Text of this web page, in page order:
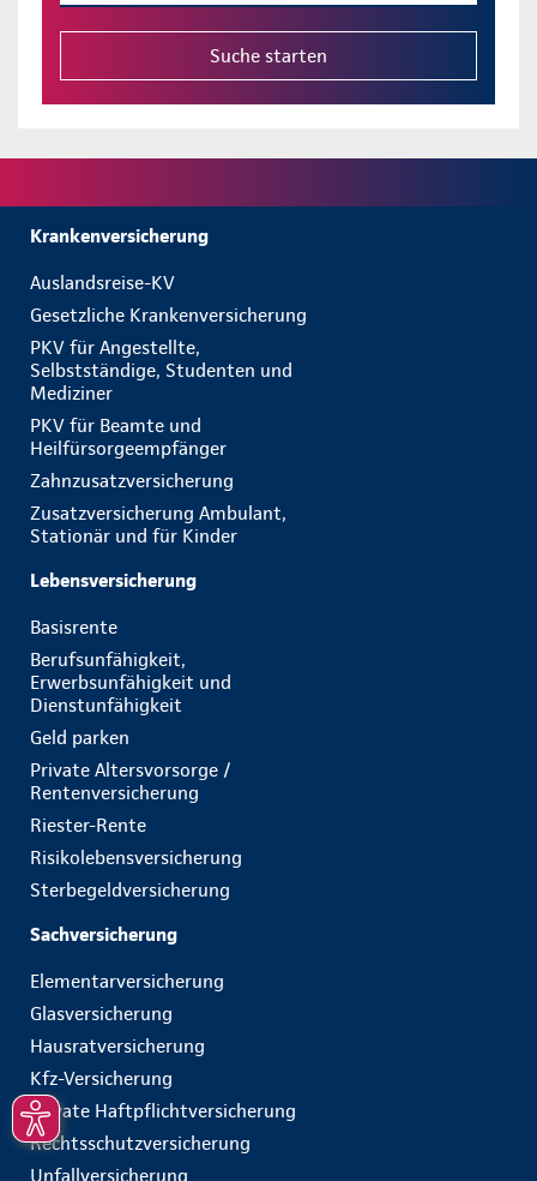
Krankenversicherung
Auslandsreise-KV
Gesetzliche Krankenversicherung
PKV für Angestellte,
Selbstständige, Studenten und
Mediziner
PKV für Beamte und
Heilfürsorgeempfänger
Zahnzusatzversicherung
Zusatzversicherung Ambulant,
Stationär und für Kinder
Lebensversicherung
Basisrente
Berufsunfähigkeit,
Erwerbsunfähigkeit und
Dienstunfähigkeit
Geld parken
Private Altersvorsorge /
Rentenversicherung
Riester-Rente
Risikolebensversicherung
Sterbegeldversicherung
Sachversicherung
Elementarversicherung
Glasversicherung
Hausratversicherung
Kfz-Versicherung
Private Haftpflichtversicherung
Rechtsschutzversicherung
Unfallversicherung